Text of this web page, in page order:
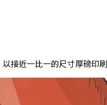
接近一比一的尺寸厚磅印